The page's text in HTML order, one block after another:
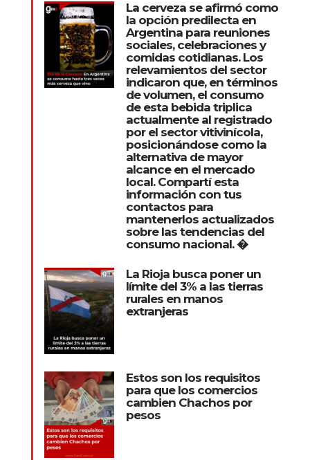
La cerveza se afirmó como
la opción predilecta en
Argentina para reuniones
sociales, celebraciones y
comidas cotidianas. Los
relevamientos del sector
indicaron que, en términos
de volumen, el consumo
de esta bebida triplica
actualmente al registrado
por el sector vitivinícola,
posicionándose como la
alternativa de mayor
alcance en el mercado
local. Compartí esta
información con tus
contactos para
mantenerlos actualizados
sobre las tendencias del
consumo nacional. �
La Rioja busca poner un
límite del 3% a las tierras
rurales en manos
extranjeras
Estos son los requisitos
para que los comercios
cambien Chachos por
pesos